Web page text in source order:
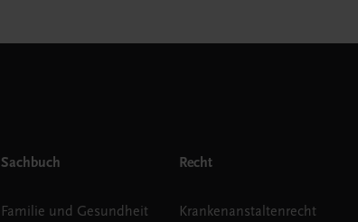
Sachbuch
Familie und Gesundheit
Recht
Krankenanstaltenrecht